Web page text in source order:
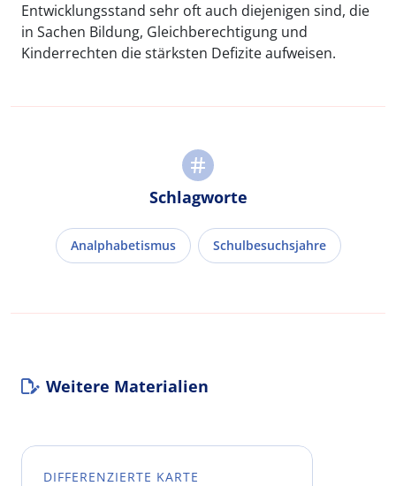
Entwicklungsstand sehr oft auch diejenigen sind, die
in Sachen Bildung, Gleichberechtigung und
Kinderrechten die stärksten Defizite aufweisen.
Schlagworte
Analphabetismus Schulbesuchsjahre
Weitere Materialien
DIFFERENZIERTE KARTE